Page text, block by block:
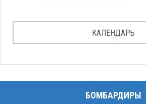
КАЛЕНДАРЬ
БОМБАРДИРЫ